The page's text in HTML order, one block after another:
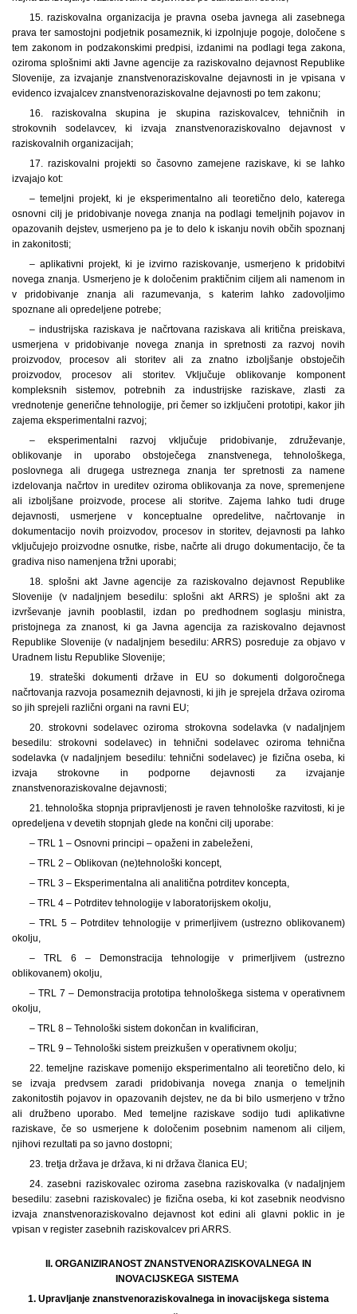
15. raziskovalna organizacija je pravna oseba javnega ali zasebnega
prava ter samostojni podjetnik posameznik, ki izpolnjuje pogoje, določene s
tem zakonom in podzakonskimi predpisi, izdanimi na podlagi tega zakona,
oziroma splošnimi akti Javne agencije za raziskovalno dejavnost Republike
Slovenije, za izvajanje znanstvenoraziskovalne dejavnosti in je vpisana v
evidenco izvajalcev znanstvenoraziskovalne dejavnosti po tem zakonu;
16. raziskovalna skupina je skupina raziskovalcev, tehničnih in
strokovnih sodelavcev, ki izvaja znanstvenoraziskovalno dejavnost v
raziskovalnih organizacijah;
17. raziskovalni projekti so časovno zamejene raziskave, ki se lahko
izvajajo kot:
– temeljni projekt, ki je eksperimentalno ali teoretično delo, katerega
osnovni cilj je pridobivanje novega znanja na podlagi temeljnih pojavov in
opazovanih dejstev, usmerjeno pa je to delo k iskanju novih občih spoznanj
in zakonitosti;
– aplikativni projekt, ki je izvirno raziskovanje, usmerjeno k pridobitvi
novega znanja. Usmerjeno je k določenim praktičnim ciljem ali namenom in
v pridobivanje znanja ali razumevanja, s katerim lahko zadovoljimo
spoznane ali opredeljene potrebe;
– industrijska raziskava je načrtovana raziskava ali kritična preiskava,
usmerjena v pridobivanje novega znanja in spretnosti za razvoj novih
proizvodov, procesov ali storitev ali za znatno izboljšanje obstoječih
proizvodov, procesov ali storitev. Vključuje oblikovanje komponent
kompleksnih sistemov, potrebnih za industrijske raziskave, zlasti za
vrednotenje generične tehnologije, pri čemer so izključeni prototipi, kakor jih
zajema eksperimentalni razvoj;
– eksperimentalni razvoj vključuje pridobivanje, združevanje,
oblikovanje in uporabo obstoječega znanstvenega, tehnološkega,
poslovnega ali drugega ustreznega znanja ter spretnosti za namene
izdelovanja načrtov in ureditev oziroma oblikovanja za nove, spremenjene
ali izboljšane proizvode, procese ali storitve. Zajema lahko tudi druge
dejavnosti, usmerjene v konceptualne opredelitve, načrtovanje in
dokumentacijo novih proizvodov, procesov in storitev, dejavnosti pa lahko
vključujejo proizvodne osnutke, risbe, načrte ali drugo dokumentacijo, če ta
gradiva niso namenjena tržni uporabi;
18. splošni akt Javne agencije za raziskovalno dejavnost Republike
Slovenije (v nadaljnjem besedilu: splošni akt ARRS) je splošni akt za
izvrševanje javnih pooblastil, izdan po predhodnem soglasju ministra,
pristojnega za znanost, ki ga Javna agencija za raziskovalno dejavnost
Republike Slovenije (v nadaljnjem besedilu: ARRS) posreduje za objavo v
Uradnem listu Republike Slovenije;
19. strateški dokumenti države in EU so dokumenti dolgoročnega
načrtovanja razvoja posameznih dejavnosti, ki jih je sprejela država oziroma
so jih sprejeli različni organi na ravni EU;
20. strokovni sodelavec oziroma strokovna sodelavka (v nadaljnjem
besedilu: strokovni sodelavec) in tehnični sodelavec oziroma tehnična
sodelavka (v nadaljnjem besedilu: tehnični sodelavec) je fizična oseba, ki
izvaja strokovne in podporne dejavnosti za izvajanje
znanstvenoraziskovalne dejavnosti;
21. tehnološka stopnja pripravljenosti je raven tehnološke razvitosti, ki je
opredeljena v devetih stopnjah glede na končni cilj uporabe:
– TRL 1 – Osnovni principi – opaženi in zabeleženi,
– TRL 2 – Oblikovan (ne)tehnološki koncept,
– TRL 3 – Eksperimentalna ali analitična potrditev koncepta,
– TRL 4 – Potrditev tehnologije v laboratorijskem okolju,
– TRL 5 – Potrditev tehnologije v primerljivem (ustrezno oblikovanem)
okolju,
– TRL 6 – Demonstracija tehnologije v primerljivem (ustrezno
oblikovanem) okolju,
– TRL 7 – Demonstracija prototipa tehnološkega sistema v operativnem
okolju,
– TRL 8 – Tehnološki sistem dokončan in kvalificiran,
– TRL 9 – Tehnološki sistem preizkušen v operativnem okolju;
22. temeljne raziskave pomenijo eksperimentalno ali teoretično delo, ki
se izvaja predvsem zaradi pridobivanja novega znanja o temeljnih
zakonitostih pojavov in opazovanih dejstev, ne da bi bilo usmerjeno v tržno
ali družbeno uporabo. Med temeljne raziskave sodijo tudi aplikativne
raziskave, če so usmerjene k določenim posebnim namenom ali ciljem,
njihovi rezultati pa so javno dostopni;
23. tretja država je država, ki ni država članica EU;
24. zasebni raziskovalec oziroma zasebna raziskovalka (v nadaljnjem
besedilu: zasebni raziskovalec) je fizična oseba, ki kot zasebnik neodvisno
izvaja znanstvenoraziskovalno dejavnost kot edini ali glavni poklic in je
vpisan v register zasebnih raziskovalcev pri ARRS.
II. ORGANIZIRANOST ZNANSTVENORAZISKOVALNEGA IN
INOVACIJSKEGA SISTEMA
1. Upravljanje znanstvenoraziskovalnega in inovacijskega sistema